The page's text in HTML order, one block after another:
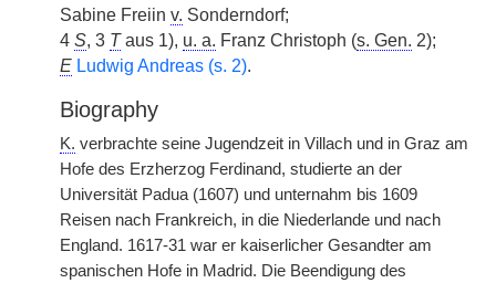
Sabine Freiin v. Sonderndorf;
4 S, 3 Taus 1), u. a. Franz Christoph (s. Gen. 2);
E Ludwig Andreas (s. 2).
Biography
K. verbrachte seine Jugendzeit in Villach und in Graz am
Hofe des Erzherzog Ferdinand, studierte an der
Universität Padua (1607) und unternahm bis 1609
Reisen nach Frankreich, in die Niederlande und nach
England. 1617-31 war er kaiserlicher Gesandter am
spanischen Hofe in Madrid. Die Beendigung des